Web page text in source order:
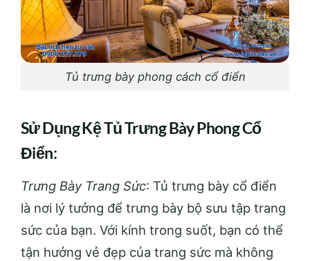
Tủ trưng bày phong cách cổ điển
Sử Dụng Kệ Tủ Trưng Bày Phong Cổ
Điển:
Trưng Bày Trang Sức: Tủ trưng bày cổ điển
là nơi lý tưởng để trưng bày bộ sưu tập trang
sức của bạn. Với kính trong suốt, bạn có thể
tận hưởng vẻ đẹp của trang sức mà không